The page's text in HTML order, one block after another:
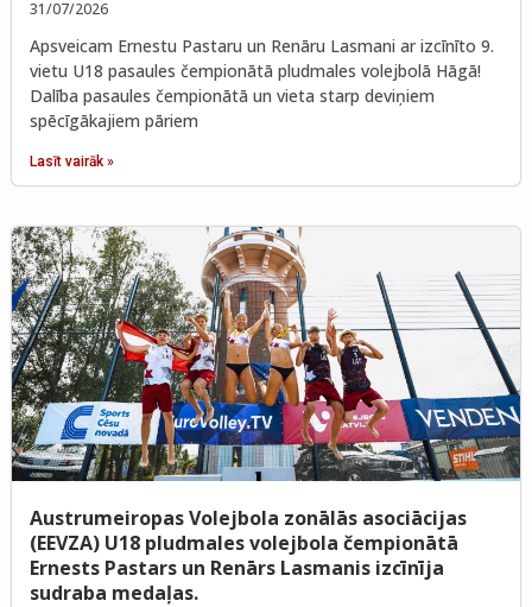
31/07/2026
Apsveicam Ernestu Pastaru un Renāru Lasmani ar izcīnīto 9.
vietu U18 pasaules čempionātā pludmales volejbolā Hāgā!
Dalība pasaules čempionātā un vieta starp deviņiem
spēcīgākajiem pāriem
Lasīt vairāk »
Austrumeiropas Volejbola zonālās asociācijas
(EEVZA) U18 pludmales volejbola čempionātā
Ernests Pastars un Renārs Lasmanis izcīnīja
sudraba medaļas.